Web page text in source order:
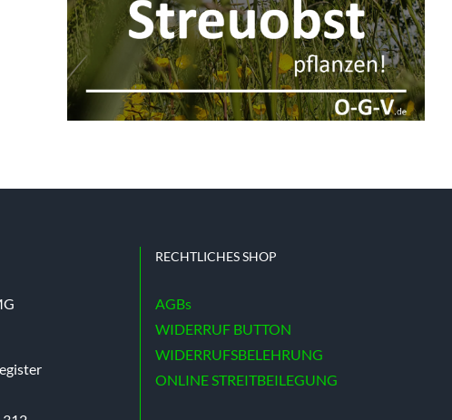
RECHTLICHES SHOP
AGBs
WIDERRUF BUTTON
WIDERRUFSBELEHRUNG
ONLINE STREITBEILEGUNG